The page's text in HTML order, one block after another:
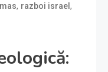
, razboi israel ,